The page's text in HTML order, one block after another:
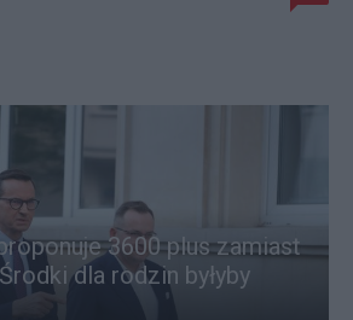
3600 plus zamiast
dla rodzin byłyby